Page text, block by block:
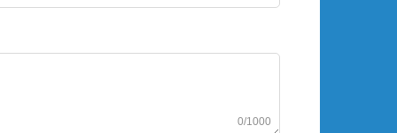
0/1000